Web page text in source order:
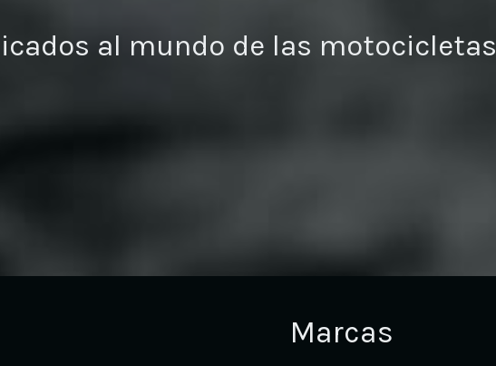
al mundo de las motocicletas
Marcas